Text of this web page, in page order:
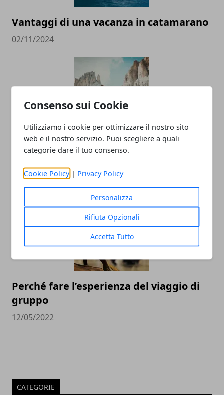
Consenso sui Cookie
Utilizziamo i cookie per ottimizzare il nostro sito
web e il nostro servizio. Puoi scegliere a quali
categorie dare il tuo consenso.
Cookie Policy | Privacy Policy
Personalizza
Rifiuta Opzionali
Accetta Tutto
Vantaggi di una vacanza in catamarano
02/11/2024
Viaggi di gruppo, una soluzione sempre
27/02/2023
Perché fare l’esperienza del viaggio di
gruppo
12/05/2022
CATEGORIE